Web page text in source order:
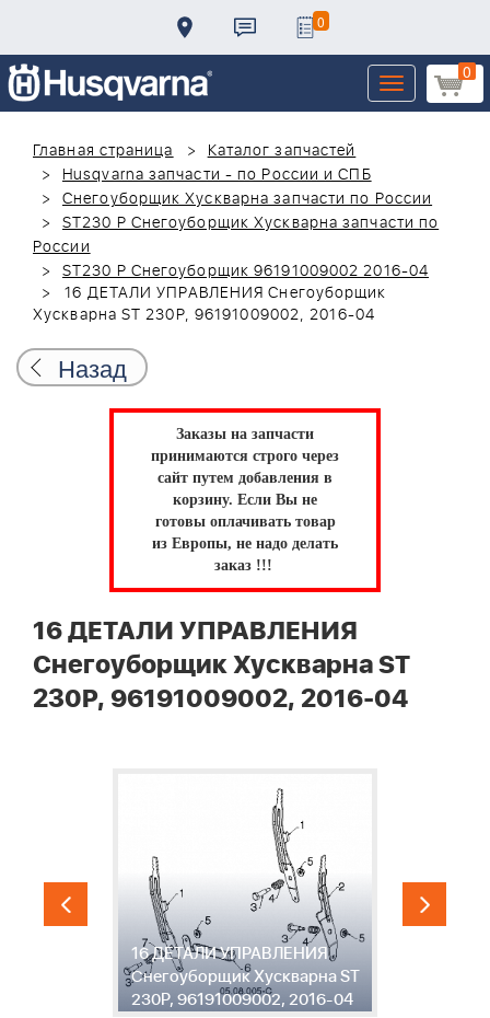
0
0
Toggle
navigation
Главная страница
Каталог запчастей
Husqvarna запчасти - по России и СПБ
Снегоуборщик Хускварна запчасти по России
ST230 P Снегоуборщик Хускварна запчасти по
России
ST230 P Снегоуборщик 96191009002 2016-04
16 ДЕТАЛИ УПРАВЛЕНИЯ Снегоуборщик
Хускварна ST 230P, 96191009002, 2016-04
Назад
Заказы на запчасти
принимаются строго через
сайт путем добавления в
корзину. Если Вы не
готовы оплачивать товар
из Европы, не надо делать
заказ !!!
16 ДЕТАЛИ УПРАВЛЕНИЯ
Снегоуборщик Хускварна ST
230P, 96191009002, 2016-04
16 ДЕТАЛИ УПРАВЛЕНИЯ
Снегоуборщик Хускварна ST
230P, 96191009002, 2016-04